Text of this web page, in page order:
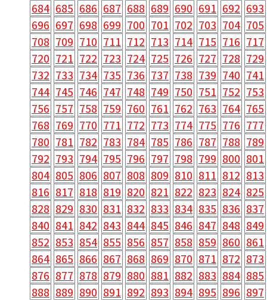
684 685 686 687 688 689 690 691 692 693
696 697 698 699 700 701 702 703 704 705
708 709 710 711 712 713 714 715 716 717
720 721 722 723 724 725 726 727 728 729
732 733 734 735 736 737 738 739 740 741
744 745 746 747 748 749 750 751 752 753
756 757 758 759 760 761 762 763 764 765
768 769 770 771 772 773 774 775 776 777
780 781 782 783 784 785 786 787 788 789
792 793 794 795 796 797 798 799 800 801
804 805 806 807 808 809 810 811 812 813
816 817 818 819 820 821 822 823 824 825
828 829 830 831 832 833 834 835 836 837
840 841 842 843 844 845 846 847 848 849
852 853 854 855 856 857 858 859 860 861
864 865 866 867 868 869 870 871 872 873
876 877 878 879 880 881 882 883 884 885
888 889 890 891 892 893 894 895 896 897